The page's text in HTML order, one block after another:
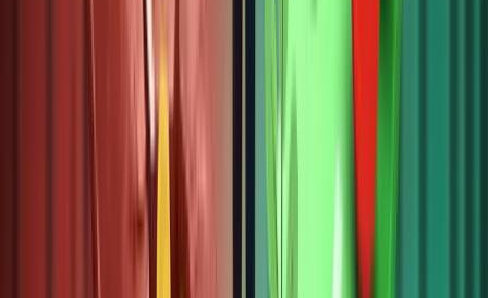
minh
bạch và